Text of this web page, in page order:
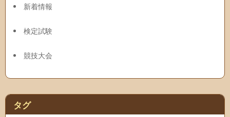
新着情報
検定試験
競技大会
タグ